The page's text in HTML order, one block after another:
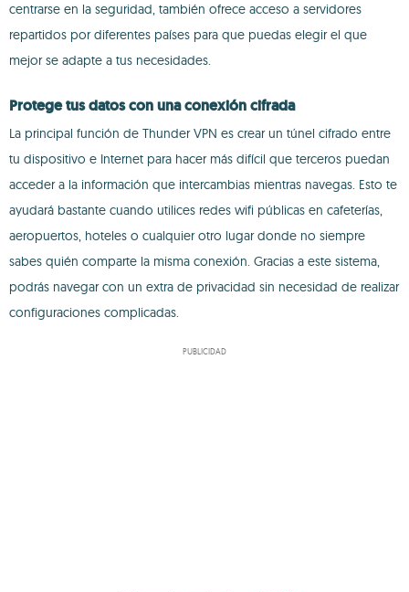
centrarse en la seguridad, también ofrece acceso a servidores
repartidos por diferentes países para que puedas elegir el que
mejor se adapte a tus necesidades.
Protege tus datos con una conexión cifrada
La principal función de Thunder VPN es crear un túnel cifrado entre
tu dispositivo e Internet para hacer más difícil que terceros puedan
acceder a la información que intercambias mientras navegas. Esto te
ayudará bastante cuando utilices redes wifi públicas en cafeterías,
aeropuertos, hoteles o cualquier otro lugar donde no siempre
sabes quién comparte la misma conexión. Gracias a este sistema,
podrás navegar con un extra de privacidad sin necesidad de realizar
configuraciones complicadas.
PUBLICIDAD